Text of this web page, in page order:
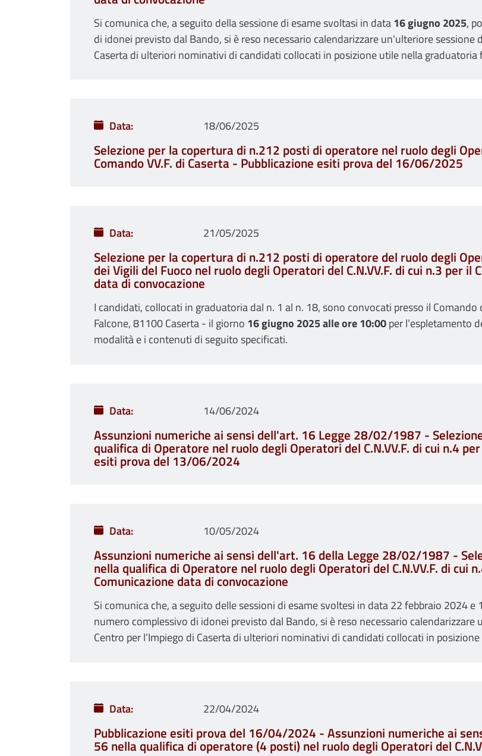
Si comunica che, a seguito della sessione di esame svoltasi in data16 giugno 2025,
di idonei previsto dal Bando, si è reso necessario calendarizzare un'ulteriore sessione
Caserta di ulteriori nominativi di candidati collocati in posizione utile nella graduatoria
Data 18/06/2025
Selezione per la copertura di n.212 posti di operatore nel ruolo degli
Comando VV.F. di Caserta - Pubblicazione esiti prova del 16/06/2025
Data 21/05/2025
Selezione per la copertura di n.212 posti di operatore del ruolo degli
dei Vigili del Fuoco nel ruolo degli Operatori del C.N.VV.F. di cui n.3 per il
data di convocazione
I candidati, collocati in graduatoria dal n. 1 al n. 18, sono convocati presso il
Falcone, 81100 Caserta - il giorno 16 giugno 2025 alle ore 10:00per l’espletamento
modalità e i contenuti di seguito specificati.
Data 14/06/2024
Assunzioni numeriche ai sensi dell'art. 16 Legge 28/02/1987 -
qualifica di Operatore nel ruolo degli Operatori del C.N.VV.F. di cui n.4
esiti prova del 13/06/2024
Data 10/05/2024
Assunzioni numeriche ai sensi dell'art. 16 della Legge 28/02/1987 -
nella qualifica di Operatore nel ruolo degli Operatori del C.N.VV.F. di cui
Comunicazione data di convocazione
Si comunica che, a seguito delle sessioni di esame svoltesi in data 22 febbraio 2024
numero complessivo di idonei previsto dal Bando, si è reso necessario
Centro per l’Impiego di Caserta di ulteriori nominativi di candidati collocati in
Data 22/04/2024
Pubblicazione esiti prova del 16/04/2024 - Assunzioni numeriche ai
56 nella qualifica di operatore (4 posti) nel ruolo degli Operatori del